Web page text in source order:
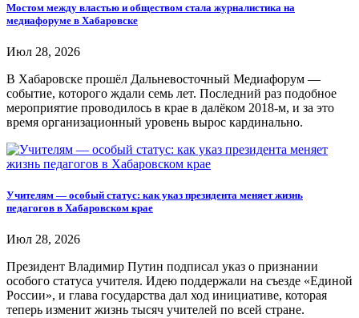
Мостом между властью и обществом стала журналистика на
медиафоруме в Хабаровске
Июл 28, 2026
В Хабаровске прошёл Дальневосточный Медиафорум —
событие, которого ждали семь лет. Последний раз подобное
мероприятие проводилось в крае в далёком 2018-м, и за это
время организационный уровень вырос кардинально.
Учителям — особый статус: как указ президента меняет жизнь
педагогов в Хабаровском крае
Июл 28, 2026
Президент Владимир Путин подписал указ о признании
особого статуса учителя. Идею поддержали на съезде «Единой
России», и глава государства дал ход инициативе, которая
теперь изменит жизнь тысяч учителей по всей стране.